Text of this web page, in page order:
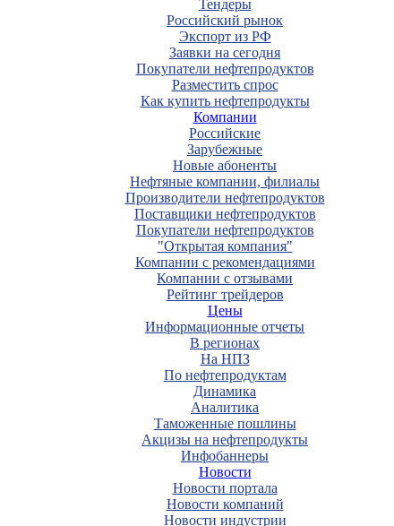
Тендеры
Российский рынок
Экспорт из РФ
Заявки на сегодня
Покупатели нефтепродуктов
Разместить спрос
Как купить нефтепродукты
Компании
Российские
Зарубежные
Новые абоненты
Нефтяные компании, филиалы
Производители нефтепродуктов
Поставщики нефтепродуктов
Покупатели нефтепродуктов
"Открытая компания"
Компании с рекомендациями
Компании с отзывами
Рейтинг трейдеров
Цены
Информационные отчеты
В регионах
На НПЗ
По нефтепродуктам
Динамика
Аналитика
Таможенные пошлины
Акцизы на нефтепродукты
Инфобаннеры
Новости
Новости портала
Новости компаний
Новости индустрии